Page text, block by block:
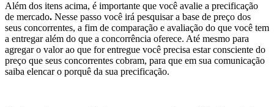
Além dos itens acima, é importante que você avalie a precificação
de mercado. Nesse passo você irá pesquisar a base de preço dos
seus concorrentes, a fim de comparação e avaliação do que você tem
a entregar além do que a concorrência oferece. Até mesmo para
agregar o valor ao que for entregue você precisa estar consciente do
preço que seus concorrentes cobram, para que em sua comunicação
saiba elencar o porquê da sua precificação.